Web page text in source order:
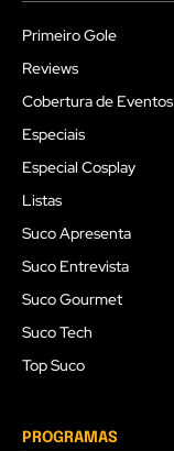
Primeiro Gole
Reviews
Cobertura de Eventos
Especiais
Especial Cosplay
Listas
Suco Apresenta
Suco Entrevista
Suco Gourmet
Suco Tech
Top Suco
PROGRAMAS